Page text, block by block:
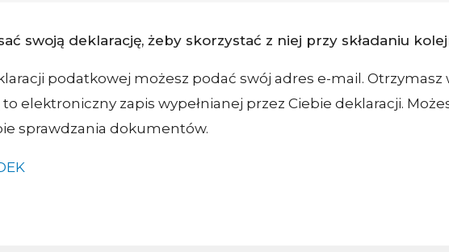
swoją deklarację, żeby skorzystać z niej przy składaniu
podatkowej możesz podać swój adres e-mail.
elektroniczny zapis wypełnianej przez Ciebie deklaracji.
sprawdzania dokumentów.